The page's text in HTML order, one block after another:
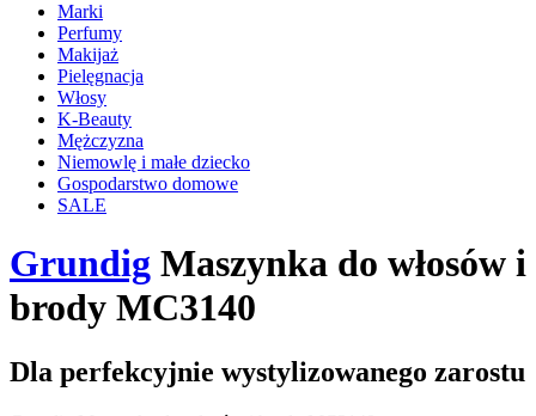
Marki
Perfumy
Makijaż
Pielęgnacja
Włosy
K-Beauty
Mężczyzna
Niemowlę i małe dziecko
Gospodarstwo domowe
SALE
Grundig Maszynka do włosów i
brody MC3140
Dla perfekcyjnie wystylizowanego zarostu